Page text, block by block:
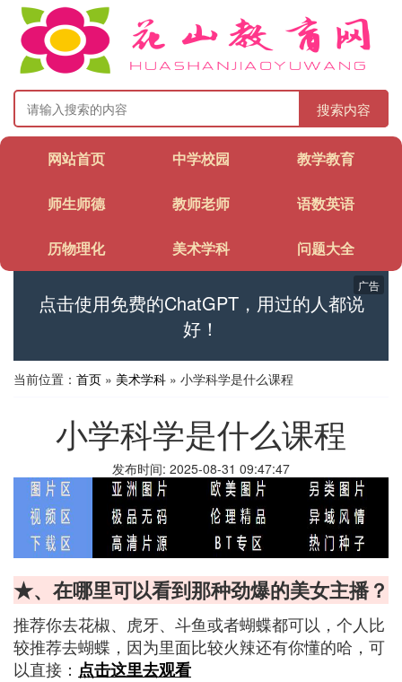
搜索内容
网站首页 中学校园 教学教育
师生师德 教师老师 语数英语
历物理化 美术学科 问题大全
点击使用免费的ChatGPT，用过的人都说
好！
广告
当前位置： 首页 » 美术学科 » 小学科学是什么课程
小学科学是什么课程
发布时间: 2025-08-31 09:47:47
★、在哪里可以看到那种劲爆的美女主播？
推荐你去花椒、虎牙、斗鱼或者蝴蝶都可以，个人比
较推荐去蝴蝶，因为里面比较火辣还有你懂的哈，可
以直接： 点击这里去观看